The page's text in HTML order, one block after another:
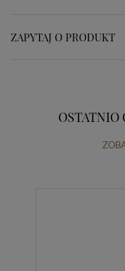
ZAPYTAJ O PRODUKT
OSTATNIO